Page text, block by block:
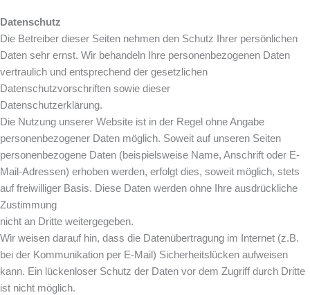
Datenschutz
Die Betreiber dieser Seiten nehmen den Schutz Ihrer persönlichen
Daten sehr ernst. Wir behandeln Ihre personenbezogenen Daten
vertraulich und entsprechend der gesetzlichen
Datenschutzvorschriften sowie dieser
Datenschutzerklärung.
Die Nutzung unserer Website ist in der Regel ohne Angabe
personenbezogener Daten möglich. Soweit auf unseren Seiten
personenbezogene Daten (beispielsweise Name, Anschrift oder E-
Mail-Adressen) erhoben werden, erfolgt dies, soweit möglich, stets
auf freiwilliger Basis. Diese Daten werden ohne Ihre ausdrückliche
Zustimmung
nicht an Dritte weitergegeben.
Wir weisen darauf hin, dass die Datenübertragung im Internet (z.B.
bei der Kommunikation per E-Mail) Sicherheitslücken aufweisen
kann. Ein lückenloser Schutz der Daten vor dem Zugriff durch Dritte
ist nicht möglich.